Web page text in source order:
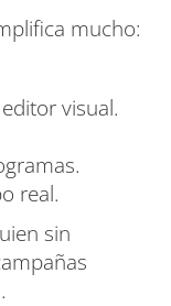
mucho:
visual.
real.
sin